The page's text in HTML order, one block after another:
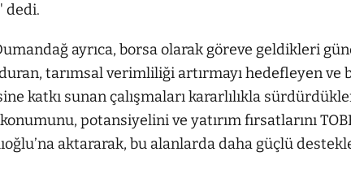
dedi.
ayrıca, borsa olarak göreve geldikleri
tarımsal verimliliği artırmayı hedefleyen ve
katkı sunan çalışmaları kararlılıkla
potansiyelini ve yatırım fırsatlarını
aktararak, bu alanlarda daha güçlü